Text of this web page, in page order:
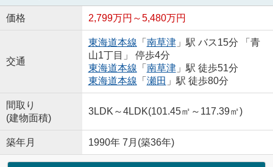
価格 2,799万円～5,480万円
交通
東海道本線 「 南草津」駅 バス15分 「青
山1丁目」 停歩4分
東海道本線 「 南草津」駅 徒歩51分
東海道本線 「 瀬田 」駅 徒歩80分
間取り
(建物面積)
3LDK～4LDK(101.45㎡～117.39㎡)
築年月 1990年 7月(築36年)